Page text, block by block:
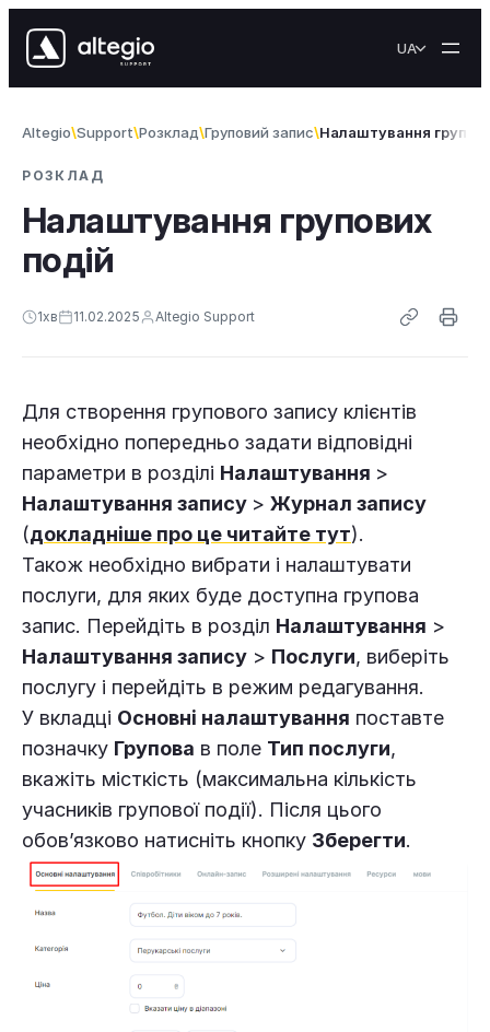
UA
Altegio Support Розклад Груповий запис Налаштування
РОЗКЛАД
Налаштування групових
подій
1хв 11.02.2025 Altegio Support
Для створення групового запису клієнтів
необхідно попередньо задати відповідні
параметри в розділі Налаштування >
Налаштування запису > Журнал запису
(докладніше про це читайте тут).
Також необхідно вибрати і налаштувати
послуги, для яких буде доступна групова
запис. Перейдіть в розділ Налаштування >
Налаштування запису > Послуги, виберіть
послугу і перейдіть в режим редагування.
У вкладці Основні налаштування поставте
позначку Групова в поле Тип послуги,
вкажіть місткість (максимальна кількість
учасників групової події). Після цього
обов’язково натисніть кнопку Зберегти.